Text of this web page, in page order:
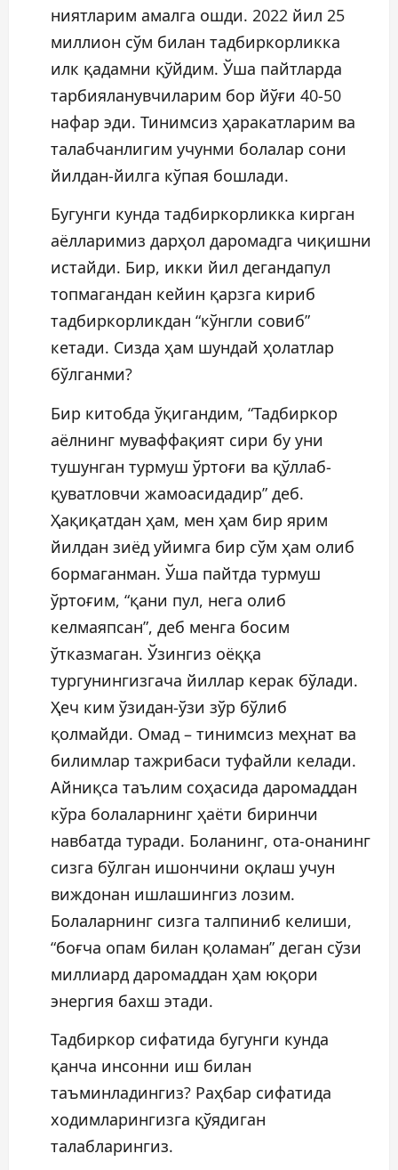
ниятларим амалга ошди. 2022 йил 25
миллион сўм билан тадбиркорликка
илк қадамни қўйдим. Ўша пайтларда
тарбияланувчиларим бор йўғи 40-50
нафар эди. Тинимсиз ҳаракатларим ва
талабчанлигим учунми болалар сони
йилдан-йилга кўпая бошлади.
Бугунги кунда тадбиркорликка кирган
аёлларимиз дарҳол даромадга чиқишни
истайди. Бир, икки йил дегандапул
топмагандан кейин қарзга кириб
тадбиркорликдан “кўнгли совиб”
кетади. Сизда ҳам шундай ҳолатлар
бўлганми?
Бир китобда ўқигандим, “Тадбиркор
аёлнинг муваффақият сири бу уни
тушунган турмуш ўртоғи ва қўллаб-
қуватловчи жамоасидадир” деб.
Ҳақиқатдан ҳам, мен ҳам бир ярим
йилдан зиёд уйимга бир сўм ҳам олиб
бормаганман. Ўша пайтда турмуш
ўртоғим, “қани пул, нега олиб
келмаяпсан”, деб менга босим
ўтказмаган. Ўзингиз оёққа
тургунингизгача йиллар керак бўлади.
Ҳеч ким ўзидан-ўзи зўр бўлиб
қолмайди. Омад – тинимсиз меҳнат ва
билимлар тажрибаси туфайли келади.
Айниқса таълим соҳасида даромаддан
кўра болаларнинг ҳаёти биринчи
навбатда туради. Боланинг, ота-онанинг
сизга бўлган ишончини оқлаш учун
виждонан ишлашингиз лозим.
Болаларнинг сизга талпиниб келиши,
“боғча опам билан қоламан” деган сўзи
миллиард даромаддан ҳам юқори
энергия бахш этади.
Тадбиркор сифатида бугунги кунда
қанча инсонни иш билан
таъминладингиз? Раҳбар сифатида
ходимларингизга қўядиган
талабларингиз.